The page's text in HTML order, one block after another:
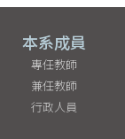
本系成員
專任教師
兼任教師
行政人員